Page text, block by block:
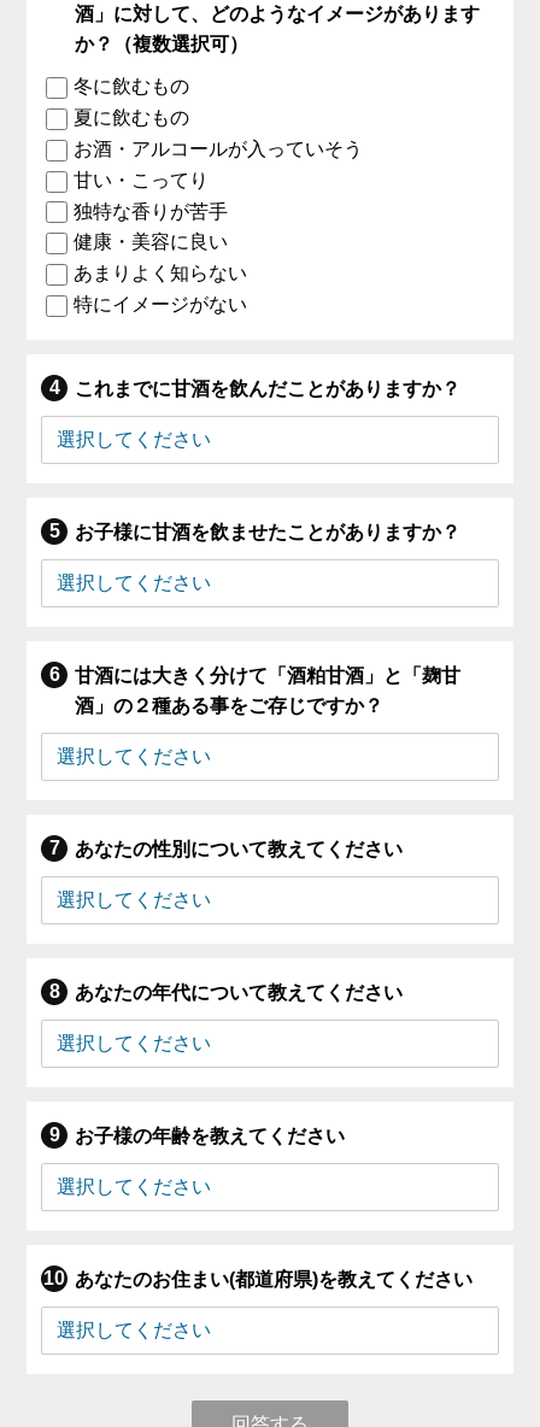
酒」に対して、どのようなイメージがあります
か？（複数選択可）
冬に飲むもの
夏に飲むもの
お酒・アルコールが入っていそう
甘い・こってり
独特な香りが苦手
健康・美容に良い
あまりよく知らない
特にイメージがない
これまでに甘酒を飲んだことがありますか？
お子様に甘酒を飲ませたことがありますか？
甘酒には大きく分けて「酒粕甘酒」と「麹甘
酒」の２種ある事をご存じですか？
あなたの性別について教えてください
あなたの年代について教えてください
お子様の年齢を教えてください
あなたのお住まい(都道府県)を教えてください